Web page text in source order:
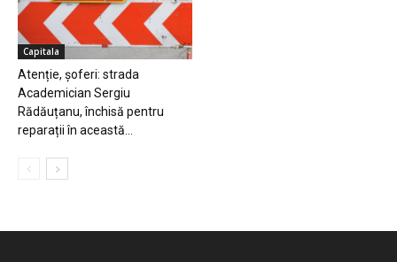
Capitala
Atenție, șoferi: strada
Academician Sergiu
Rădăuțanu, închisă pentru
reparații în această...